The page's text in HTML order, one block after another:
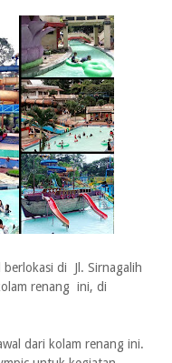
berlokasi di Jl. Sirnagalih
renang ini, di
dari kolam renang ini.